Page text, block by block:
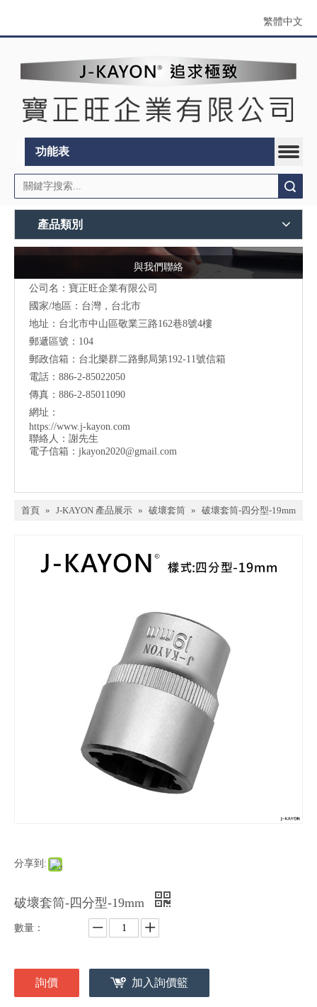
繁體中文
功能表
產品類別
與我們聯絡
公司名：寶正旺企業有限公司
國家/地區：台灣，台北市
地址：台北市中山區敬業三路162巷8號4樓
郵遞區號：104
郵政信箱：台北樂群二路郵局第192-11號信箱
電話：886-2-85022050
傳真：886-2-85011090
網址：
https://www.j-kayon.com
聯絡人：謝先生
電子信箱： jkayon2020@gmail.com
首頁 » J-KAYON 產品展示 » 破壞套筒 » 破壞套筒-四分型-19mm
分享到:
破壞套筒-四分型-19mm
數量：
詢價 加入詢價籃